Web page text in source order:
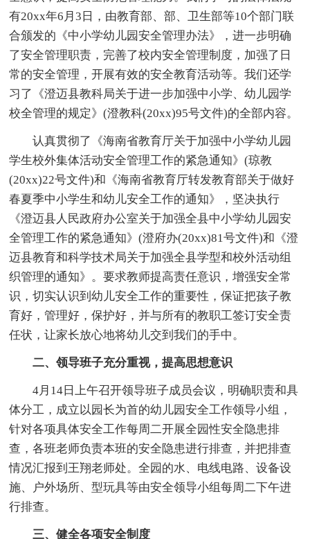
有20xx年6月3日，由教育部、部、卫生部等10个部门联
合颁发的《中小学幼儿园安全管理办法》，进一步明确
了安全管理职责，完善了校内安全管理制度，加强了日
常的安全管理，开展有效的安全教育活动等。我们还学
习了《澄迈县教科局关于进一步加强中小学、幼儿园学
校全管理的规定》(澄教科(20xx)95号文件)的全部内容。
认真贯彻了《海南省教育厅关于加强中小学幼儿园
学生校外集体活动安全管理工作的紧急通知》(琼教
(20xx)22号文件)和《海南省教育厅转发教育部关于做好
春夏季中小学生和幼儿安全工作的通知》，坚决执行
《澄迈县人民政府办公室关于加强全县中小学幼儿园安
全管理工作的紧急通知》(澄府办(20xx)81号文件)和《澄
迈县教育和科学技术局关于加强全县学型和校外活动组
织管理的通知》。要求教师提高责任意识，增强安全常
识，切实认识到幼儿安全工作的重要性，保证把孩子教
育好，管理好，保护好，并与所有的教职工签订安全责
任状，让家长放心地将幼儿交到我们的手中。
二、领导班子充分重视，提高思想意识
4月14日上午召开领导班子成员会议，明确职责和具
体分工，成立以园长为首的幼儿园安全工作领导小组，
针对各项具体安全工作每周二开展全园性安全隐患排
查，各班老师负责本班的安全隐患进行排查，并把排查
情况汇报到王翔老师处。全园的水、电线电路、设备设
施、户外场所、型玩具等由安全领导小组每周二下午进
行排查。
三、健全各项安全制度